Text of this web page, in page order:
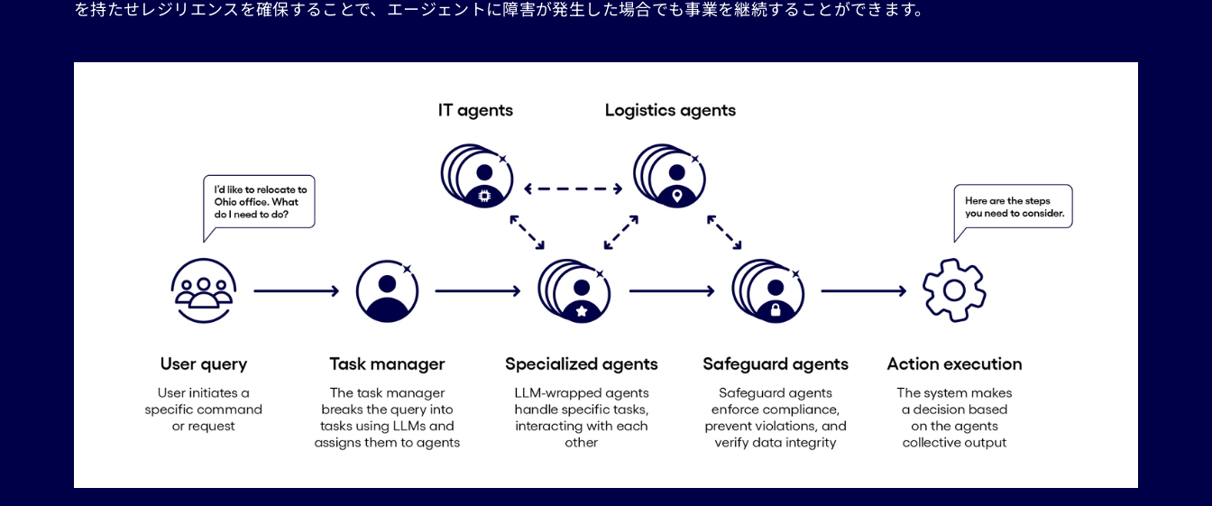
を持たせレジリエンスを確保することで、エージェントに障害が発生した場合でも事業を継続することができます。